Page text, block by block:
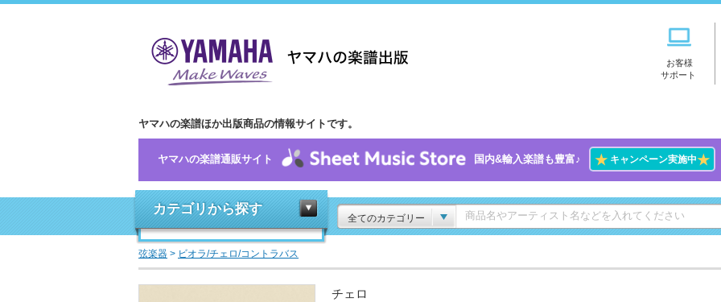
お客様
サポート
ヤマハの楽譜ほか出版商品の情報サイトです。
ヤマハの楽譜通販サイト 国内&輸入楽譜も豊富♪ ★キャンペーン実施中★
カテゴリから探す
全てのカテゴリー
弦楽器 > ビオラ/チェロ/コントラバス
チェロ